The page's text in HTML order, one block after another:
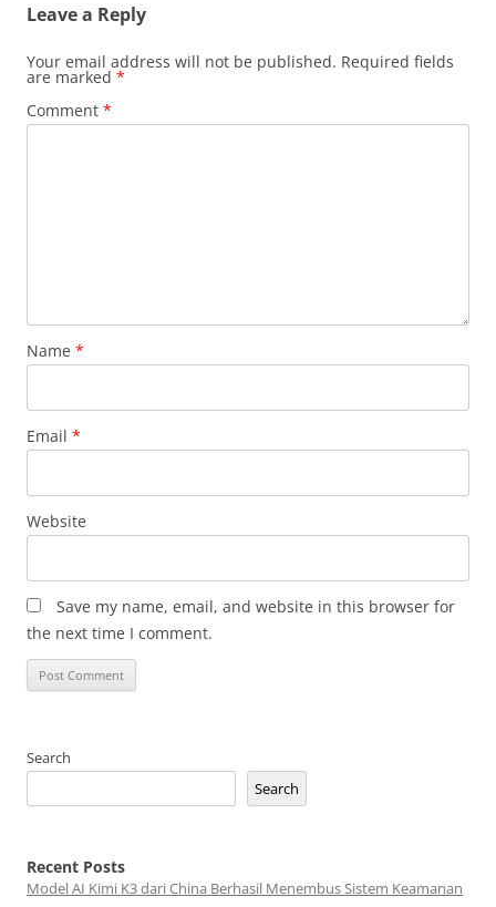
Leave a Reply
Your email address will not be published. Required fields
are marked *
Comment *
Name *
Email *
Website
Save my name, email, and website in this browser for
the next time I comment.
Search
Search
Recent Posts
Model AI Kimi K3 dari China Berhasil Menembus Sistem Keamanan